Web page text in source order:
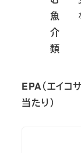
魚
介
類
EPA（エイコ
当たり）